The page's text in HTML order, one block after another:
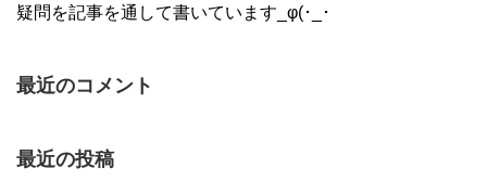
疑問を記事を通して書いています_φ(･_･
最近のコメント
最近の投稿